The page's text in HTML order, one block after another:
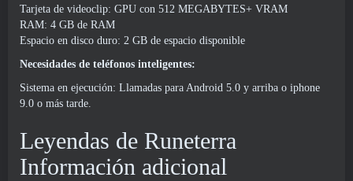
Tarjeta de videoclip: GPU con 512 MEGABYTES+ VRAM
RAM: 4 GB de RAM
Espacio en disco duro: 2 GB de espacio disponible
Necesidades de teléfonos inteligentes:
Sistema en ejecución: Llamadas para Android 5.0 y arriba o iphone
9.0 o más tarde.
Leyendas de Runeterra
Información adicional